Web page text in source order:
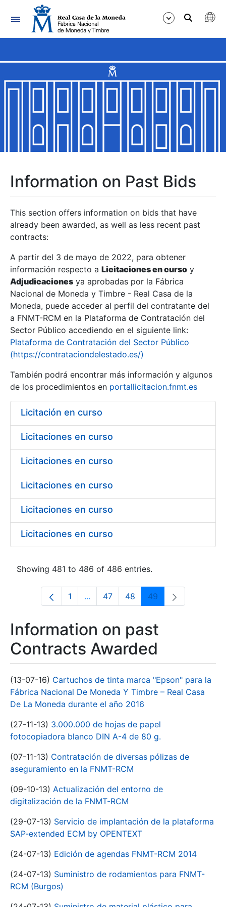
Navigation
Show/Hide
Show/Hide
Show/Hide
Show/Hide
Show/Hide
Show/Hide
Information on Past Bids
This section offers information on bids that have
already been awarded, as well as less recent past
contracts:
A partir del 3 de mayo de 2022, para obtener
información respecto a Licitaciones en curso y
Adjudicaciones ya aprobadas por la Fábrica
Nacional de Moneda y Timbre - Real Casa de la
Moneda, puede acceder al perfil del contratante del
a FNMT-RCM en la Plataforma de Contratación del
Sector Público accediendo en el siguiente link:
Plataforma de Contratación del Sector Público
(https://contrataciondelestado.es/)
También podrá encontrar más información y algunos
de los procedimientos en portallicitacion.fnmt.es
Licitación en curso
Licitaciones en curso
Licitaciones en curso
Licitaciones en curso
Licitaciones en curso
Licitaciones en curso
Showing 481 to 486 of 486 entries.
Page
1 ...Intermediate Pages Use TAB to
Page
47 Page
48 Page
49
Information on past
Contracts Awarded
(13-07-16) Cartuchos de tinta marca "Epson" para la
Fábrica Nacional De Moneda Y Timbre – Real Casa
De La Moneda durante el año 2016
(27-11-13) 3.000.000 de hojas de papel
fotocopiadora blanco DIN A-4 de 80 g.
(07-11-13) Contratación de diversas pólizas de
aseguramiento en la FNMT-RCM
(09-10-13) Actualización del entorno de
digitalización de la FNMT-RCM
(29-07-13) Servicio de implantación de la plataforma
SAP-extended ECM by OPENTEXT
(24-07-13) Edición de agendas FNMT-RCM 2014
(24-07-13) Suministro de rodamientos para FNMT-
RCM (Burgos)